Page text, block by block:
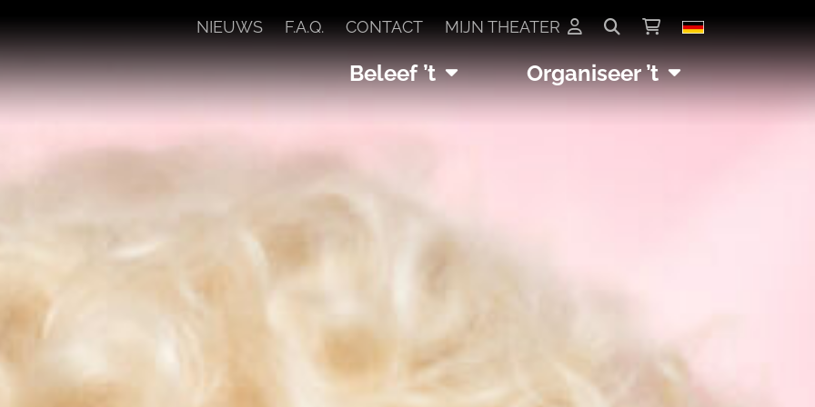
NIEUWS F.A.Q. CONTACT MIJN THEATER
Beleef ’t Organiseer ’t